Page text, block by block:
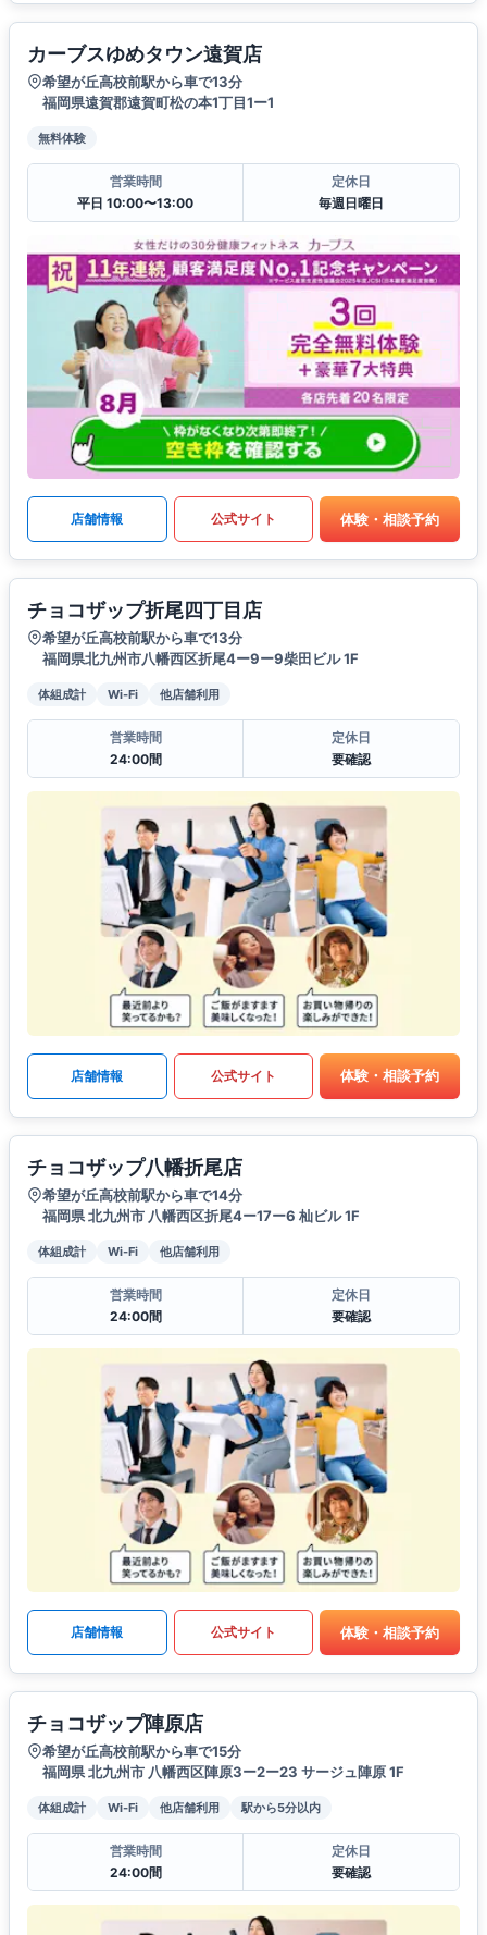
カーブスゆめタウン遠賀店
希望が丘高校前駅から車で13分
福岡県遠賀郡遠賀町松の本1丁目1ー1
無料体験
営業時間
平日 10:00〜13:00
定休日
毎週日曜日
店舗情報 公式サイト 体験・相談予約
チョコザップ折尾四丁目店
希望が丘高校前駅から車で13分
福岡県北九州市八幡西区折尾4ー9ー9柴田ビル 1F
体組成計 Wi-Fi 他店舗利用
営業時間
24:00間
定休日
要確認
店舗情報 公式サイト 体験・相談予約
チョコザップ八幡折尾店
希望が丘高校前駅から車で14分
福岡県 北九州市 八幡西区折尾4ー17ー6 杣ビル 1F
体組成計 Wi-Fi 他店舗利用
営業時間
24:00間
定休日
要確認
店舗情報 公式サイト 体験・相談予約
チョコザップ陣原店
希望が丘高校前駅から車で15分
福岡県 北九州市 八幡西区陣原3ー2ー23 サージュ陣原 1F
体組成計 Wi-Fi 他店舗利用 駅から5分以内
営業時間
24:00間
定休日
要確認